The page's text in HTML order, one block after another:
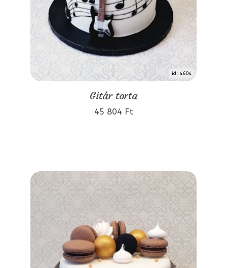
id: 4604
Gitár torta
45 804 Ft